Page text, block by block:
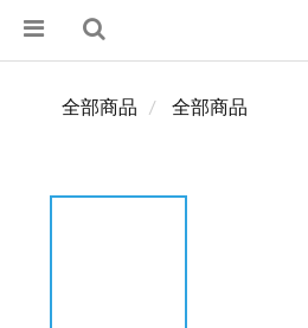
全部商品 全部商品